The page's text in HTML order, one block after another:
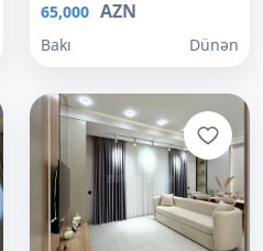
65,000 AZN
Bakı Dünən